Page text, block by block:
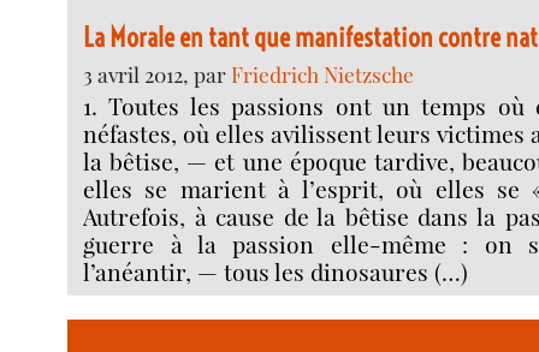
La Morale en tant que manifestation contre
3 avril 2012, parFriedrich Nietzsche
1. Toutes les passions ont un temps
néfastes, où elles avilissent leurs victimes
la bêtise, — et une époque tardive,
elles se marient à l’esprit, où elles se
Autrefois, à cause de la bêtise dans la
guerre à la passion elle-même : on
l’anéantir, — tous les dinosaures (…)